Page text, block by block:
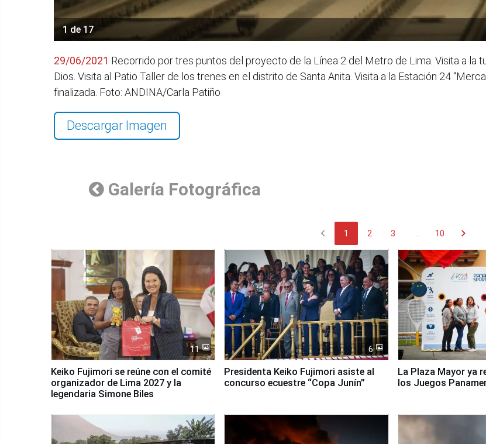
1 de 17
29/06/2021 Recorrido por tres puntos del proyecto de la Línea 2 del Metro de Lima. Visita a la
Dios. Visita al Patio Taller de los trenes en el distrito de Santa Anita. Visita a la Estación 24
finalizada. Foto: ANDINA/Carla Patiño
Descargar Imagen
Galería Fotográfica
chevron_left 1 2 3 10 chevron_right
11
Keiko Fujimori se reúne con el comité
organizador de Lima 2027 y la
legendaria Simone Biles
6
Presidenta Keiko Fujimori asiste al
concurso ecuestre “Copa Junín”
La Plaza Mayor ya
los Juegos